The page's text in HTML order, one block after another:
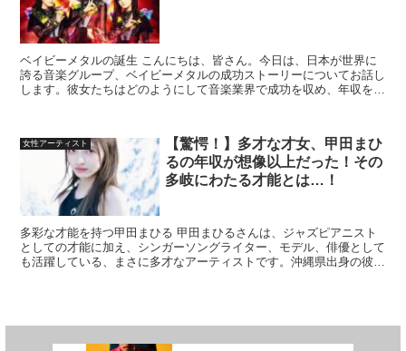
ベイビーメタルの誕生 こんにちは、皆さん。今日は、日本が世界に
誇る音楽グループ、ベイビーメタルの成功ストーリーについてお話し
します。彼女たちはどのようにして音楽業界で成功を収め、年収を稼
女性アーティスト
【驚愕！】多才な才女、甲田まひ
るの年収が想像以上だった！その
多岐にわたる才能とは…！
多彩な才能を持つ甲田まひる 甲田まひるさんは、ジャズピアニスト
としての才能に加え、シンガーソングライター、モデル、俳優として
も活躍している、まさに多才なアーティストです。沖縄県出身の彼女